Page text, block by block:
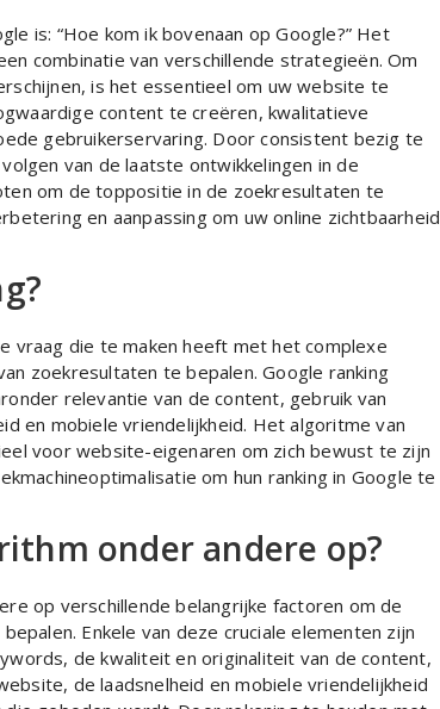
is: “Hoe kom ik bovenaan op Google?” Het
combinatie van verschillende strategieën. Om
is het essentieel om uw website te
content te creëren, kwalitatieve
gebruikerservaring. Door consistent bezig te
van de laatste ontwikkelingen in de
om de toppositie in de zoekresultaten te
en aanpassing om uw online zichtbaarheid
vraag die te maken heeft met het complexe
zoekresultaten te bepalen. Google ranking
relevantie van de content, gebruik van
en mobiele vriendelijkheid. Het algoritme van
voor website-eigenaren om zich bewust te zijn
om hun ranking in Google te
onder andere op?
op verschillende belangrijke factoren om de
Enkele van deze cruciale elementen zijn
de kwaliteit en originaliteit van de content,
de laadsnelheid en mobiele vriendelijkheid